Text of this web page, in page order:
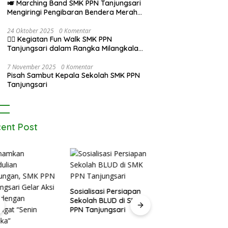
🎺 Marching Band SMK PPN Tanjungsari
Mengiringi Pengibaran Bendera Merah
Upacara 17 Agustus 2025
24 Oktober 2025 0 Komentar
🚶‍♂️ Kegiatan Fun Walk SMK PPN
Tanjungsari dalam Rangka Milangkala
7 November 2025 0 Komentar
Pisah Sambut Kepala Sekolah SMK PPN
Tanjungsari
Post
Persiapan
BLUD di SMK
Guru SMK PPN
Tanjungsari Ikuti
Sinergi Lintas Jenjang